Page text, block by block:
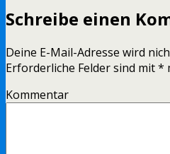
Schreibe einen
Deine E-Mail-Adresse wird
Erforderliche Felder sind mit*
Kommentar